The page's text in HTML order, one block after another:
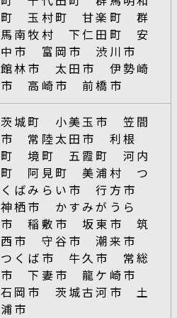
町 玉村町 甘楽町 群
馬南牧村 下仁田町 安
中市 富岡市 渋川市
館林市 太田市 伊勢崎
市 高崎市 前橋市
茨城町 小美玉市 笠間
市 常陸太田市 利根
町 境町 五霞町 河内
町 阿見町 美浦村 つ
くばみらい市 行方市
神栖市 かすみがうら
市 稲敷市 坂東市 筑
西市 守谷市 潮来市
つくば市 牛久市 常総
市 下妻市 龍ケ崎市
石岡市 茨城古河市 土
浦市